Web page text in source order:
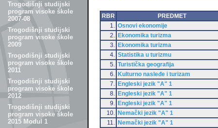
Trogodišnji studijski
program visoke škole
2007-08
Trogodišnji studijski
program visoke škole
2009
Trogodišnji studijski
program visoke škole
2011
Trogodišnji studijski
program visoke škole
2012
Trogodišnji studijski
program visoke škole
2015 Modul 1
RBR
PREDMET
1.
Osnovi ekonomije
2.
Ekonomika turizma
3.
Ekonomika turizma
4.
Statistika u turizmu
5.
Turistička geografija
6.
Kulturno nasleđe i turizam
7.
Engleski jezik "A" 1
8.
Engleski jezik "A" 1
9.
Engleski jezik "A" 1
10.
Nemački jezik "A" 1
11.
Nemački jezik "A" 1